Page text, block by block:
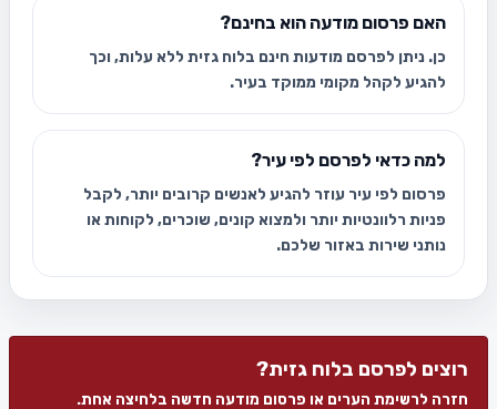
האם פרסום מודעה הוא בחינם?
כן. ניתן לפרסם מודעות חינם בלוח גזית ללא עלות, וכך
להגיע לקהל מקומי ממוקד בעיר.
למה כדאי לפרסם לפי עיר?
פרסום לפי עיר עוזר להגיע לאנשים קרובים יותר, לקבל
פניות רלוונטיות יותר ולמצוא קונים, שוכרים, לקוחות או
נותני שירות באזור שלכם.
רוצים לפרסם בלוח גזית?
חזרה לרשימת הערים או פרסום מודעה חדשה בלחיצה אחת.